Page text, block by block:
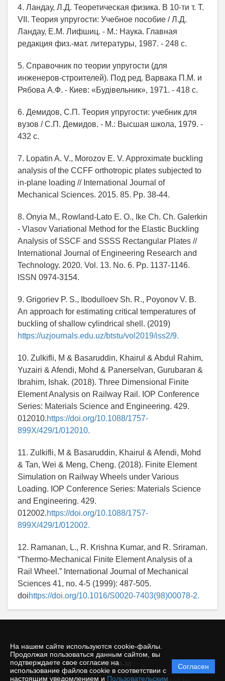
На нашем сайте используются cookie-файлы.
Продолжая пользоваться данным сайтом, вы
подтверждаете свое согласие на
использование файлов cookie в соответствии с
настоящим уведомлением и Пользовательским
Согласен
4. Ландау, Л.Д. Теоретическая физика. В 10-ти т. Т.
VII. Теория упругости: Учебное пособие / Л.Д.
Ландау, Е.М. Лифшиц. - М.: Наука. Главная
редакция физ.-мат. литературы, 1987. - 248 с.
5. Справочник по теории упругости (для
инженеров-строителей). Под ред. Варвака П.М. и
Рябова А.Ф. - Киев: «Будiвельник», 1971. - 418 с.
6. Демидов, С.П. Теория упругости: учебник для
вузов / С.П. Демидов. - М.: Высшая школа, 1979. -
432 с.
7. Lopatin A. V., Morozov E. V. Approximate buckling
analysis of the CCFF orthotropic plates subjected to
in-plane loading // International Journal of
Mechanical Sciences. 2015. 85. Pp. 38-44.
8. Onyia M., Rowland-Lato E. O., Ike Ch. Ch. Galerkin
- Vlasov Variational Method for the Elastic Buckling
Analysis of SSCF and SSSS Rectangular Plates //
International Journal of Engineering Research and
Technology. 2020. Vol. 13. No. 6. Pp. 1137-1146.
ISSN 0974-3154.
9. Grigoriev P. S., Ibodulloev Sh. R., Poyonov V. B.
An approach for estimating critical temperatures of
buckling of shallow cylindrical shell. (2019)
https://uzjournals.edu.uz/btstu/vol2019/iss2/9.
10. Zulkifli, M & Basaruddin, Khairul & Abdul Rahim,
Yuzairi & Afendi, Mohd & Panerselvan, Gurubaran &
Ibrahim, Ishak. (2018). Three Dimensional Finite
Element Analysis on Railway Rail. IOP Conference
Series: Materials Science and Engineering. 429.
012010.https://doi.org/10.1088/1757-
899X/429/1/012010.
11. Zulkifli, M & Basaruddin, Khairul & Afendi, Mohd
& Tan, Wei & Meng, Cheng. (2018). Finite Element
Simulation on Railway Wheels under Various
Loading. IOP Conference Series: Materials Science
and Engineering. 429.
012002.https://doi.org/10.1088/1757-
899X/429/1/012002.
12. Ramanan, L., R. Krishna Kumar, and R. Sriraman.
“Thermo-Mechanical Finite Element Analysis of a
Rail Wheel.” International Journal of Mechanical
Sciences 41, no. 4-5 (1999): 487-505.
doihttps://doi.org/10.1016/S0020-7403(98)00078-2.
© INFRA-M
Политика
защиты и